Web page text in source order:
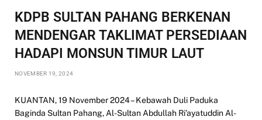
KDPB SULTAN PAHANG BERKENAN
MENDENGAR TAKLIMAT PERSEDIAAN
HADAPI MONSUN TIMUR LAUT
NOVEMBER 19, 2024
KUANTAN, 19 November 2024 – Kebawah Duli Paduka
Baginda Sultan Pahang, Al-Sultan Abdullah Ri’ayatuddin Al-